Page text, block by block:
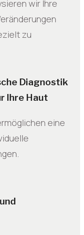
wir Ihre
zu
Diagnostik
Ihre Haut
eine